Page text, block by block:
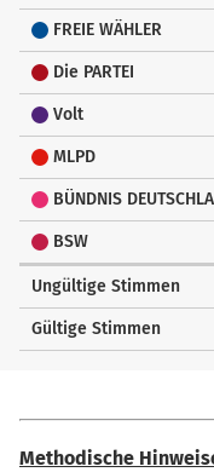
FREIE WÄHLER
Die PARTEI
Volt
MLPD
BÜNDNIS
BSW
Ungültige Stimmen
Gültige Stimmen
Methodische